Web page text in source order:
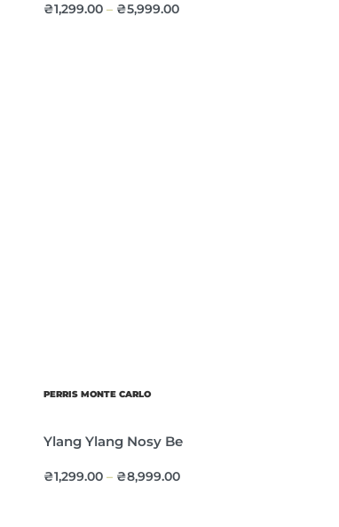
₴1,299.00 – ₴5,999.00
PERRIS MONTE CARLO
Ylang Ylang Nosy Be
₴1,299.00 – ₴8,999.00